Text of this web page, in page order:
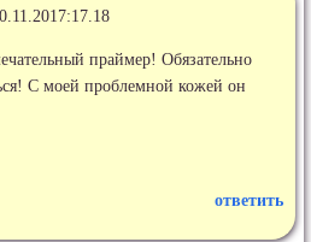
праймер! Обязательно
С моей проблемной кожей он
ответить